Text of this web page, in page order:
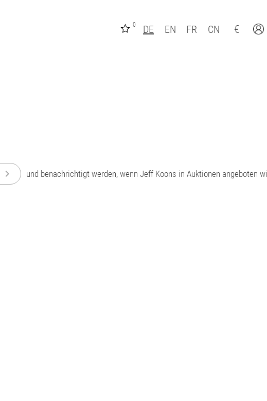
0 DE EN FR CN €
chevron_right und benachrichtigt werden, wenn Jeff Koons in Auktionen angeboten